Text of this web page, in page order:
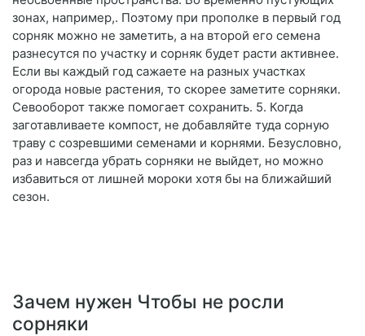
зонах, например,. Поэтому при прополке в первый год
сорняк можно не заметить, а на второй его семена
разнесутся по участку и сорняк будет расти активнее.
Если вы каждый год сажаете на разных участках
огорода новые растения, то скорее заметите сорняки.
Севооборот также помогает сохранить. 5. Когда
заготавливаете компост, не добавляйте туда сорную
траву с созревшими семенами и корнями. Безусловно,
раз и навсегда убрать сорняки не выйдет, но можно
избавиться от лишней мороки хотя бы на ближайший
сезон.
Зачем нужен Чтобы не росли
сорняки